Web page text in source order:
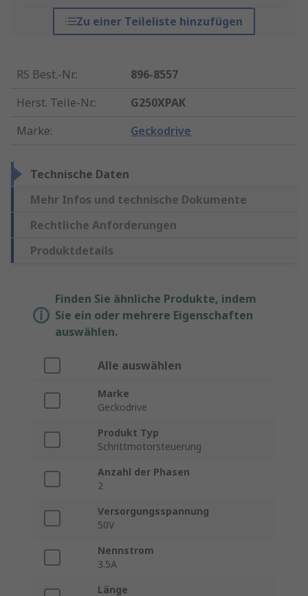
Zu einer Teileliste hinzufügen
RS Best.-Nr.:
896-8557
Herst. Teile-Nr.:
G250XPAK
Marke: Geckodrive
Technische Daten
Mehr Infos und technische Dokumente
Rechtliche Anforderungen
Produktdetails
Finden Sie ähnliche Produkte, indem
Sie ein oder mehrere Eigenschaften
auswählen.
Alle auswählen
Marke
Geckodrive
Produkt Typ
Schrittmotorsteuerung
Anzahl der Phasen
2
Versorgungsspannung
50V
Nennstrom
3.5A
Länge